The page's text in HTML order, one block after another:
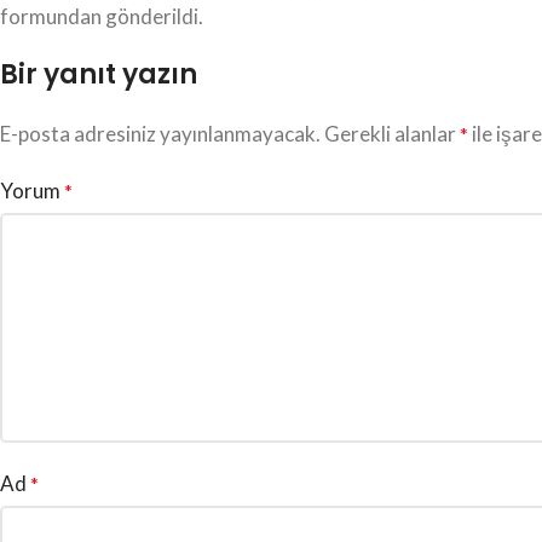
formundan gönderildi.
Bir yanıt yazın
E-posta adresiniz yayınlanmayacak. Gerekli alanlar* ile
Yorum *
Ad *